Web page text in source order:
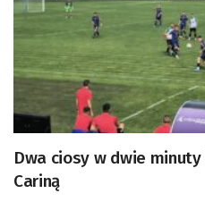
Dwa ciosy w dwie
Cariną